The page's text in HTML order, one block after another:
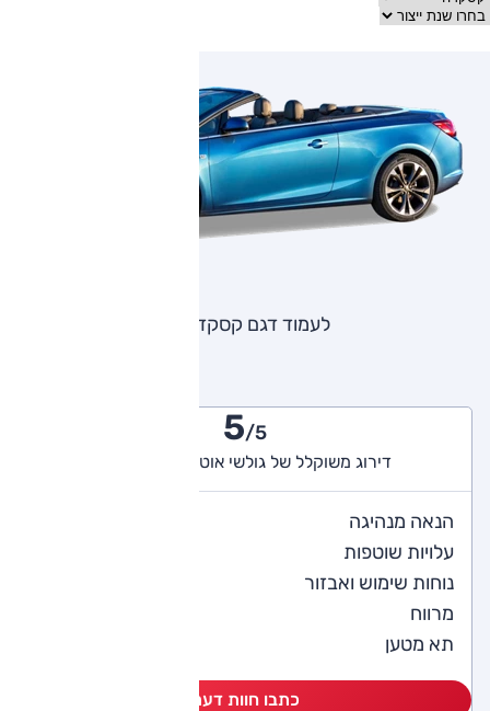
לעמוד דגם קסקדה
5/5
דירוג משוקלל של גולשי אוטו (1 חוות דעת)
הנאה מנהיגה
עלויות שוטפות
נוחות שימוש ואבזור
מרווח
תא מטען
כתבו חוות דעת